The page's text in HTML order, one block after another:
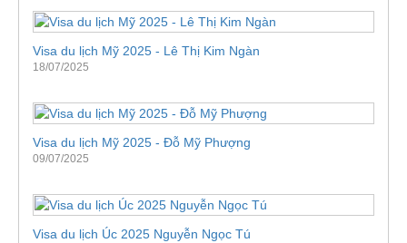
Visa du lịch Mỹ 2025 - Lê Thị Kim Ngàn
18/07/2025
Visa du lịch Mỹ 2025 - Đỗ Mỹ Phượng
09/07/2025
Visa du lịch Úc 2025 Nguyễn Ngọc Tú